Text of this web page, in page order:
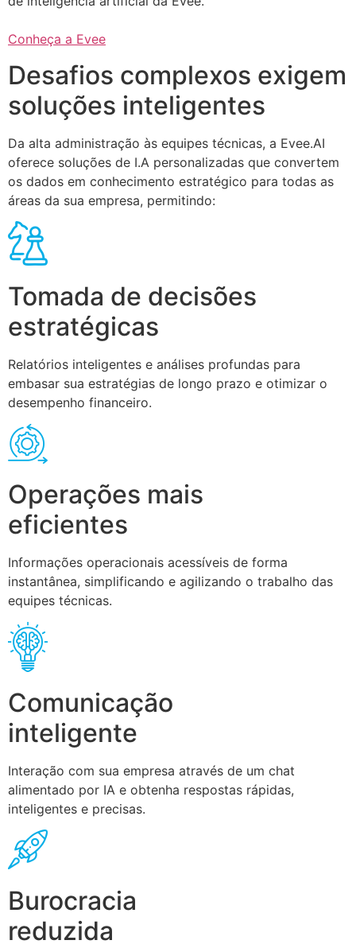
Conheça a Evee
Desafios complexos exigem
soluções inteligentes
Da alta administração às equipes técnicas, a Evee.AI
oferece soluções de I.A personalizadas que convertem
os dados em conhecimento estratégico para todas as
áreas da sua empresa, permitindo:
Tomada de decisões
estratégicas
Relatórios inteligentes e análises profundas para
embasar sua estratégias de longo prazo e otimizar o
desempenho financeiro.
Operações mais
eficientes
Informações operacionais acessíveis de forma
instantânea, simplificando e agilizando o trabalho das
equipes técnicas.
Comunicação
inteligente
Interação com sua empresa através de um chat
alimentado por IA e obtenha respostas rápidas,
inteligentes e precisas.
Burocracia
reduzida